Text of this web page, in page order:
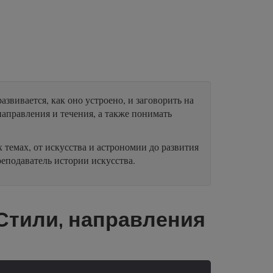
как оно устроено, и заговорить на
и течения, а также понимать
от искусства и астрономии до развития
истории искусства.
направления